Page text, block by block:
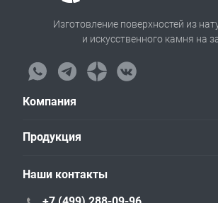
Изготовление поверхностей из
и искусственного камня на
Компания
Продукция
Наши контакты